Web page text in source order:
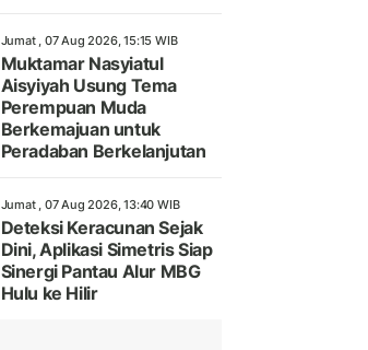
Jumat , 07 Aug 2026, 15:15 WIB
Muktamar Nasyiatul
Aisyiyah Usung Tema
Perempuan Muda
Berkemajuan untuk
Peradaban Berkelanjutan
Jumat , 07 Aug 2026, 13:40 WIB
Deteksi Keracunan Sejak
Dini, Aplikasi Simetris Siap
Sinergi Pantau Alur MBG
Hulu ke Hilir